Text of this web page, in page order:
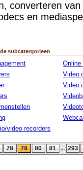
converteren
en
subcatergorieen
video recorders
Online
Video
Video
78 79 80 81 ... 293